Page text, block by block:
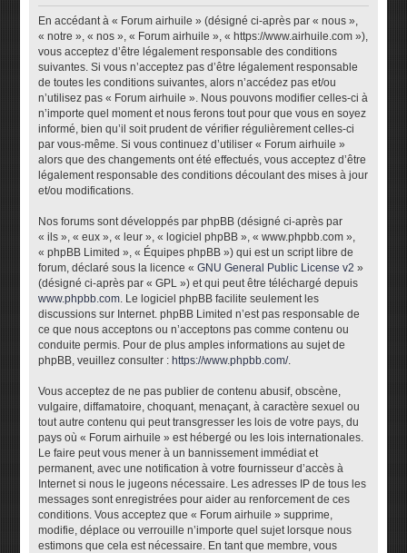
En accédant à « Forum airhuile » (désigné ci-après par « nous »,
« notre », « nos », « Forum airhuile », « https://www.airhuile.com »),
vous acceptez d’être légalement responsable des conditions
suivantes. Si vous n’acceptez pas d’être légalement responsable
de toutes les conditions suivantes, alors n’accédez pas et/ou
n’utilisez pas « Forum airhuile ». Nous pouvons modifier celles-ci à
n’importe quel moment et nous ferons tout pour que vous en soyez
informé, bien qu’il soit prudent de vérifier régulièrement celles-ci
par vous-même. Si vous continuez d’utiliser « Forum airhuile »
alors que des changements ont été effectués, vous acceptez d’être
légalement responsable des conditions découlant des mises à jour
et/ou modifications.
Nos forums sont développés par phpBB (désigné ci-après par
« ils », « eux », « leur », « logiciel phpBB », « www.phpbb.com »,
« phpBB Limited », « Équipes phpBB ») qui est un script libre de
forum, déclaré sous la licence «GNU General Public License v2 »
(désigné ci-après par « GPL ») et qui peut être téléchargé depuis
www.phpbb.com. Le logiciel phpBB facilite seulement les
discussions sur Internet. phpBB Limited n’est pas responsable de
ce que nous acceptons ou n’acceptons pas comme contenu ou
conduite permis. Pour de plus amples informations au sujet de
phpBB, veuillez consulter : https://www.phpbb.com/.
Vous acceptez de ne pas publier de contenu abusif, obscène,
vulgaire, diffamatoire, choquant, menaçant, à caractère sexuel ou
tout autre contenu qui peut transgresser les lois de votre pays, du
pays où « Forum airhuile » est hébergé ou les lois internationales.
Le faire peut vous mener à un bannissement immédiat et
permanent, avec une notification à votre fournisseur d’accès à
Internet si nous le jugeons nécessaire. Les adresses IP de tous les
messages sont enregistrées pour aider au renforcement de ces
conditions. Vous acceptez que « Forum airhuile » supprime,
modifie, déplace ou verrouille n’importe quel sujet lorsque nous
estimons que cela est nécessaire. En tant que membre, vous